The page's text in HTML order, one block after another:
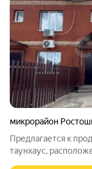
микрорайон
Предлагается к
таунхаус,